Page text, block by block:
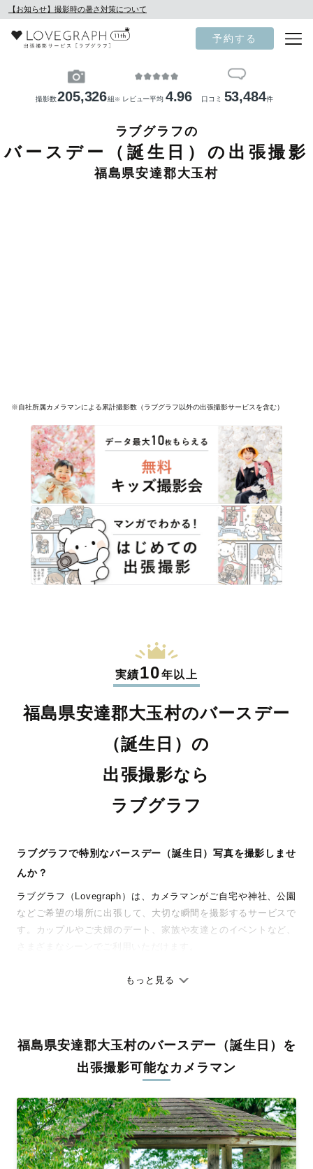
【お知らせ】撮影時の暑さ対策について
予約する
撮影数205,326組 ※ レビュー平均 4.96 口コミ 53,484件
ラブグラフの
バースデー（誕生日）の出張撮影
福島県安達郡大玉村
※自社所属カメラマンによる累計撮影数（ラブグラフ以外の出張撮影サービスを含む）
実績10年以上
福島県安達郡大玉村のバースデー
（誕生日）の
出張撮影なら
ラブグラフ
ラブグラフで特別なバースデー（誕生日）写真を撮影しませ
んか？
ラブグラフ（Lovegraph）は、カメラマンがご自宅や神社、公園
などご希望の場所に出張して、大切な瞬間を撮影するサービスで
す。カップルやご夫婦のデート、家族や友達とのイベントなど、
ありのままの空気感を大切に、何十年経っても見返したくなるよ
料金は全国どこでも一律。わかりやすく安心の価格設定です。オ
リジナルの研修と厳正な審査に合格し、撮影技術やホスピタリテ
ィを身につけたプロのカメラマンが全国47都道府県に在籍してい
験をお届けします。
丁寧なレタッチで思い出を美しく仕上げます
撮影後は、独自の編集技術で写真の明るさや色合いを丁寧に調
もっと見る
福島県安達郡大玉村のバースデー（誕生日）を
出張撮影可能なカメラマン